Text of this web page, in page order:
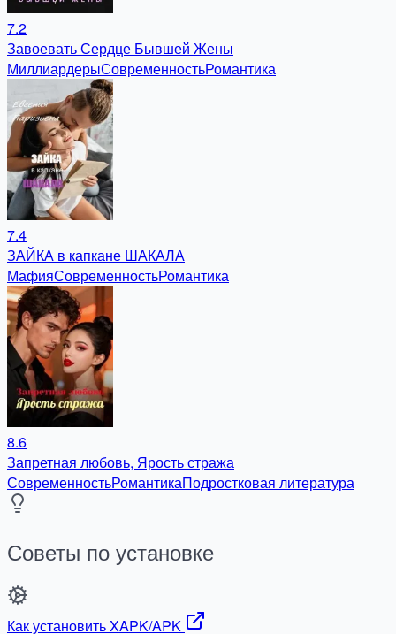
7.2
Завоевать Сердце Бывшей Жены
МиллиардерыСовременностьРомантика
7.4
ЗАЙКА в капкане ШАКАЛА
МафияСовременностьРомантика
8.6
Запретная любовь, Ярость стража
СовременностьРомантикаПодростковая литература
Советы по установке
Как установить XAPK/APK